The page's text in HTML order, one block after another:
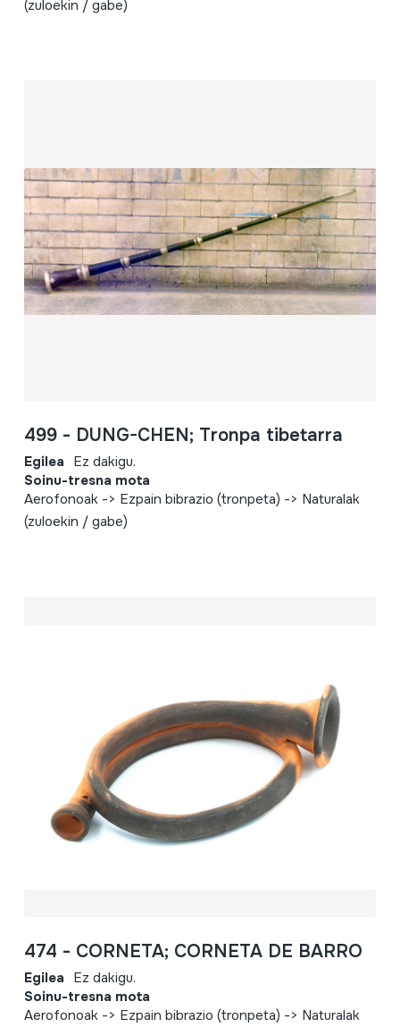
(zuloekin / gabe)
499 - DUNG-CHEN; Tronpa tibetarra
Egilea Ez dakigu.
Soinu-tresna mota
Aerofonoak -> Ezpain bibrazio (tronpeta) -> Naturalak
(zuloekin / gabe)
474 - CORNETA; CORNETA DE BARRO
Egilea Ez dakigu.
Soinu-tresna mota
Aerofonoak -> Ezpain bibrazio (tronpeta) -> Naturalak